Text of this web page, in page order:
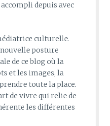
depuis avec
culturelle.
nouvelle posture
de ce blog où la
et les images, la
toute la place.
de vivre qui relie de
les différentes